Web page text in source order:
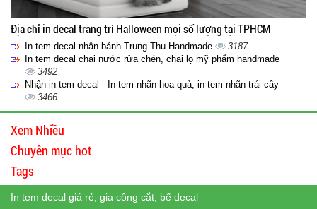
Địa chỉ in decal trang trí Halloween mọi số lượng tại TPHCM
In tem decal nhân bánh Trung Thu Handmade
3187
In tem decal chai nước rửa chén, chai lọ mỹ phẩm handmade
3492
Nhận in tem decal - In tem nhãn hoa quả, in tem nhãn trái cây
3466
Xem Nhiều
Chuyên mục hot
Tags
In tem decal giá rẻ, gia công cắt, bế decal